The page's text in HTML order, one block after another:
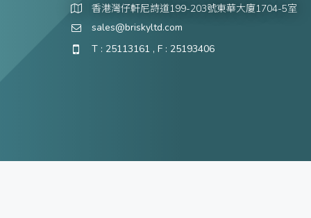
香港灣仔軒尼詩道199-203號東華大廈1704-5室
sales@briskyltd.com
T : 25113161 , F : 25193406